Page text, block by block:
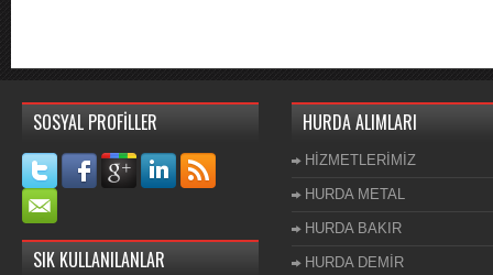
SOSYAL PROFİLLER
SIK KULLANILANLAR
HURDA ALIMLARI
HİZMETLERİMİZ
HURDA METAL
HURDA BAKIR
HURDA DEMİR